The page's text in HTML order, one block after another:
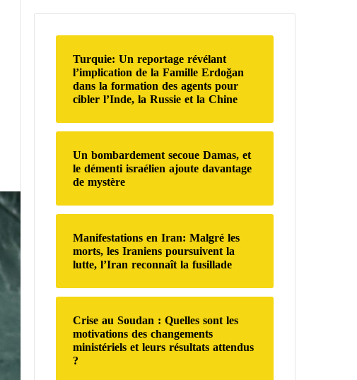
c
h
e
r
Turquie: Un reportage révélant
l’implication de la Famille Erdoğan
dans la formation des agents pour
cibler l’Inde, la Russie et la Chine
Un bombardement secoue Damas, et
le démenti israélien ajoute davantage
de mystère
Manifestations en Iran: Malgré les
morts, les Iraniens poursuivent la
lutte, l’Iran reconnaît la fusillade
Crise au Soudan : Quelles sont les
motivations des changements
ministériels et leurs résultats attendus
?